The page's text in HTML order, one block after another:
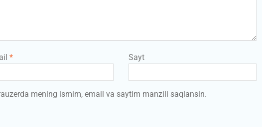
* Sayt
mening ismim, email va saytim manzili saqlansin.